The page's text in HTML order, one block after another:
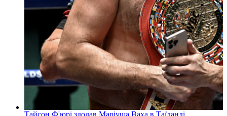
Тайсон Ф'юрі здолав Маріуша Ваха в Таїланді